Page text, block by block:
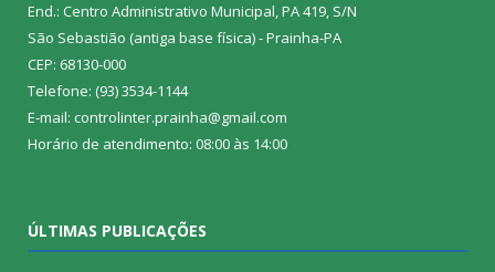
End.: Centro Administrativo Municipal, PA 419, S/N
São Sebastião (antiga base física) - Prainha-PA
CEP: 68130-000
Telefone: (93) 3534-1144
E-mail: controlinter.prainha@gmail.com
Horário de atendimento: 08:00 às 14:00
ÚLTIMAS PUBLICAÇÕES